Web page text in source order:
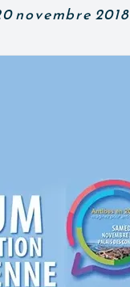
novembre 2018